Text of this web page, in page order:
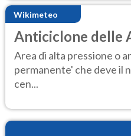
Wikimeteo
Anticiclone delle
Area di alta pressione o
permanente' che deve il
cen...